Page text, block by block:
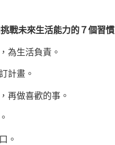
戰未來生活能力的７個習慣
為生活負責。
計畫。
再做喜歡的事。
。